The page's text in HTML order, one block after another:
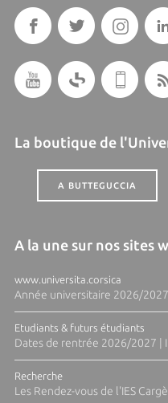
La boutique de
A BUTTEGUCCIA
A la une sur nos sites
www.universita.corsica
Année universitaire 2026/
Etudiants & futurs étudiants
Dates de rentrée 2026/2027 |
Recherche
Les Rendez-vous de l'IES